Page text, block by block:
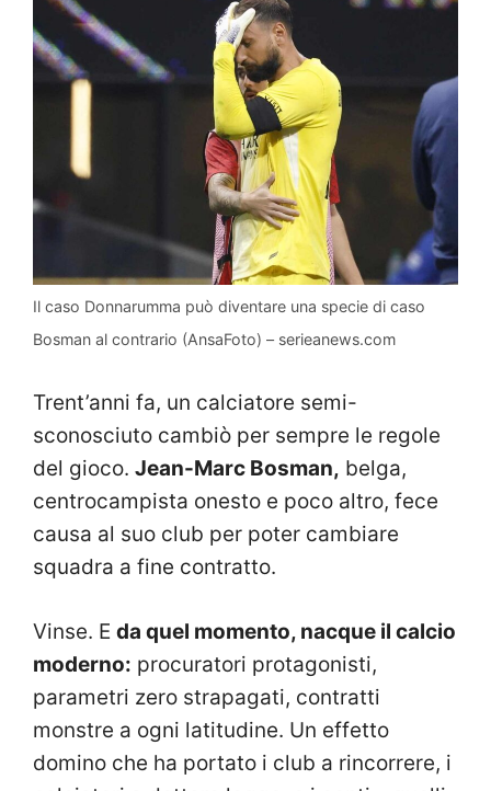
Il caso Donnarumma può diventare una specie di caso
Bosman al contrario (AnsaFoto) – serieanews.com
Trent’anni fa, un calciatore semi-
sconosciuto cambiò per sempre le regole
del gioco. Jean-Marc Bosman, belga,
centrocampista onesto e poco altro, fece
causa al suo club per poter cambiare
squadra a fine contratto.
Vinse. E da quel momento, nacque il calcio
moderno: procuratori protagonisti,
parametri zero strapagati, contratti
monstre a ogni latitudine. Un effetto
domino che ha portato i club a rincorrere, i